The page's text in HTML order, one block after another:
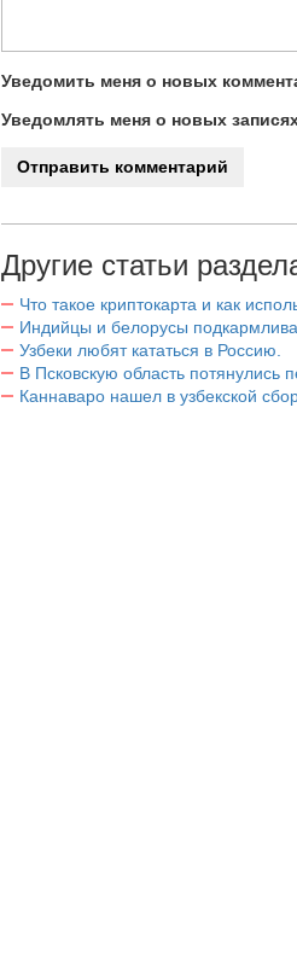
Уведомить меня о новых
Уведомлять меня о новых
Другие статьи
Что такое криптокарта и как
Индийцы и белорусы
Узбеки любят кататься в Россию.
В Псковскую область потянулись
Каннаваро нашел в узбекской